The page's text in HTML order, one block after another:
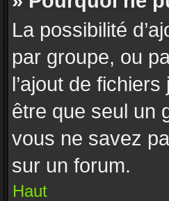
La possibilité
par groupe, ou
l’ajout de
être que seul un
vous ne savez
sur un forum.
Haut